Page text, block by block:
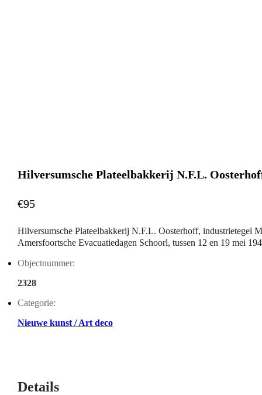
Hilversumsche Plateelbakkerij N.F.L.
€95
Hilversumsche Plateelbakkerij N.F.L. Oosterhoff, industrietegel
Amersfoortsche Evacuatiedagen Schoorl, tussen 12 en 19 mei
Objectnummer:
2328
Categorie:
Nieuwe kunst / Art deco
Details